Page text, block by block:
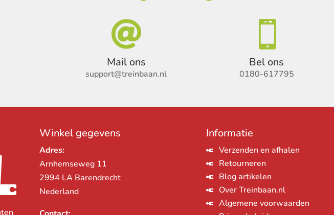

Mail ons
support@treinbaan.nl

Bel ons
0180-617795
Winkel gegevens
Adres:
Arnhemseweg 11
2994 LA Barendrecht
Nederland
Informatie
Verzenden en afhalen
Retourneren
Blog artikelen
Over Treinbaan.nl
Algemene voorwaarden